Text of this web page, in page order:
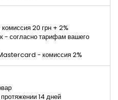
20 грн + 2%
- согласно тарифам вашего
- комиссия 2%
14 дней